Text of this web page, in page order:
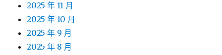
2025 年 11 月
2025 年 10 月
2025 年 9 月
2025 年 8 月